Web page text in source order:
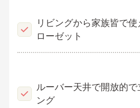
リビングから家族皆で
ローゼット
ルーバー天井で開放的
ング